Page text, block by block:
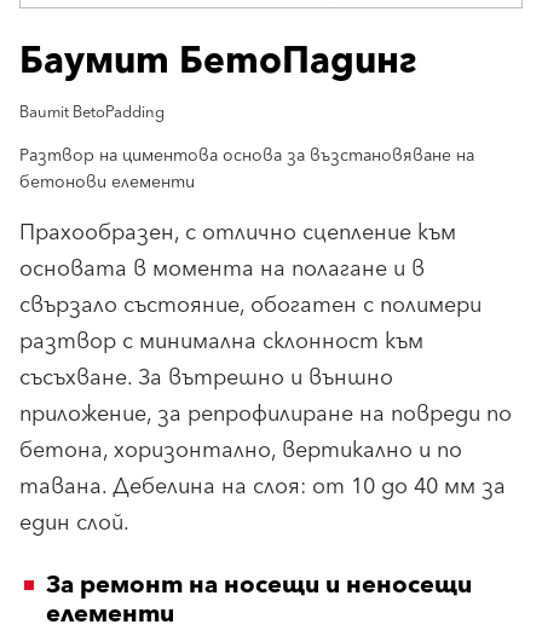
Баумит БетоПадинг
Baumit BetoPadding
Разтвор на циментова основа за възстановяване на
бетонови елементи
Прахообразен, с отлично сцепление към
основата в момента на полагане и в
свързало състояние, обогатен с полимери
разтвор с минимална склонност към
съсъхване. За вътрешно и външно
приложение, за репрофилиране на повреди по
бетона, хоризонтално, вертикално и по
тавана. Дебелина на слоя: от 10 до 40 мм за
един слой.
За ремонт на носещи и неносещи
елементи